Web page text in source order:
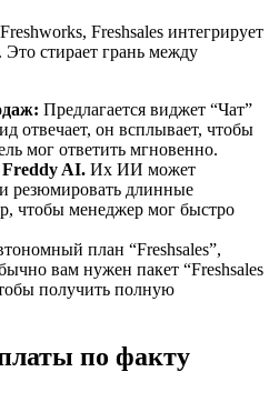
Freshsales интегрирует
Это стирает грань между
Предлагается виджет “Чат”
отвечает, он всплывает, чтобы
мог ответить мгновенно.
Freddy AI. Их ИИ может
резюмировать длинные
чтобы менеджер мог быстро
план “Freshsales”,
вам нужен пакет “Freshsales
получить полную
по факту